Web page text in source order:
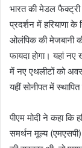
भारत की मेडल
प्रदर्शन में हरियाणा
ओलंपिक की मेजबानी
फायदा होगा। यहां नए
में नए एथलीटों को
यहीं सोनीपत में
पीएम मोदी ने कहा
समर्थन मूल्य